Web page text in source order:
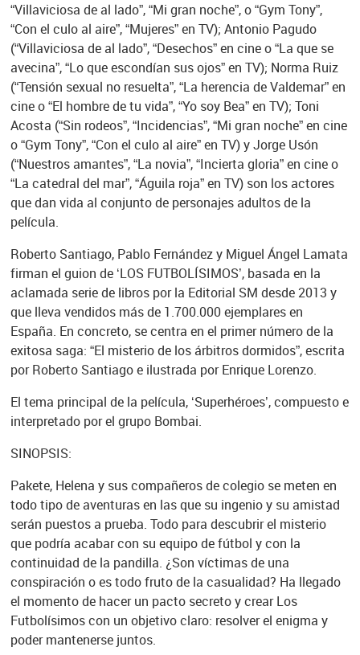
“Villaviciosa de al lado”, “Mi gran noche”, o “Gym Tony”,
“Con el culo al aire”, “Mujeres” en TV); Antonio Pagudo
(“Villaviciosa de al lado”, “Desechos” en cine o “La que se
avecina”, “Lo que escondían sus ojos” en TV); Norma Ruiz
(“Tensión sexual no resuelta”, “La herencia de Valdemar” en
cine o “El hombre de tu vida”, “Yo soy Bea” en TV); Toni
Acosta (“Sin rodeos”, “Incidencias”, “Mi gran noche” en cine
o “Gym Tony”, “Con el culo al aire” en TV) y Jorge Usón
(“Nuestros amantes”, “La novia”, “Incierta gloria” en cine o
“La catedral del mar”, “Águila roja” en TV) son los actores
que dan vida al conjunto de personajes adultos de la
película.
Roberto Santiago, Pablo Fernández y Miguel Ángel Lamata
firman el guion de ‘LOS FUTBOLÍSIMOS’, basada en la
aclamada serie de libros por la Editorial SM desde 2013 y
que lleva vendidos más de 1.700.000 ejemplares en
España. En concreto, se centra en el primer número de la
exitosa saga: “El misterio de los árbitros dormidos”, escrita
por Roberto Santiago e ilustrada por Enrique Lorenzo.
El tema principal de la película, ‘Superhéroes’, compuesto e
interpretado por el grupo Bombai.
SINOPSIS:
Pakete, Helena y sus compañeros de colegio se meten en
todo tipo de aventuras en las que su ingenio y su amistad
serán puestos a prueba. Todo para descubrir el misterio
que podría acabar con su equipo de fútbol y con la
continuidad de la pandilla. ¿Son víctimas de una
conspiración o es todo fruto de la casualidad? Ha llegado
el momento de hacer un pacto secreto y crear Los
Futbolísimos con un objetivo claro: resolver el enigma y
poder mantenerse juntos.